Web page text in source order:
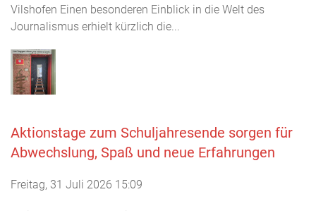
Vilshofen Einen besonderen Einblick in die Welt des
Journalismus erhielt kürzlich die...
Aktionstage zum Schuljahresende sorgen für
Abwechslung, Spaß und neue Erfahrungen
Freitag, 31 Juli 2026 15:09